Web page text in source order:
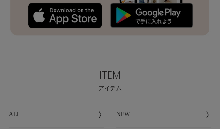
ITEM
アイテム
ALL NEW